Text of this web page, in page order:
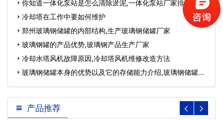
质制成的…
你知道一体化泵站是怎么清除淤泥,一体化泵站厂家排名…
冷却塔在工作中要如何维护
郑州玻璃钢储罐的内部结构,生产玻璃钢储罐厂家
玻璃钢罐的产品优势,玻璃钢产品生产厂家
冷却水塔风机故障原因,冷却塔风机维修改造方法
玻璃钢储罐本身的优势以及它的存储能力介绍,玻璃钢储罐厂
家联系方式及…
产品推荐